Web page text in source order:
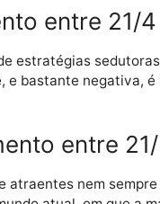
entre
que parece ter sido
é bom se iludir
entre